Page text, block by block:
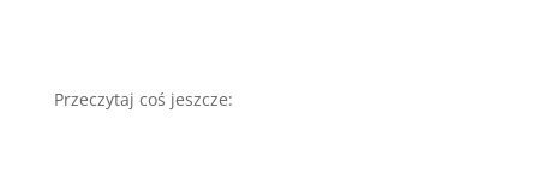
Przeczytaj coś jeszcze: